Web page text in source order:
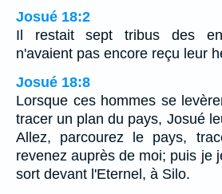
Josué 18:2
Il restait sept tribus des
n'avaient pas encore reçu leur
Josué 18:8
Lorsque ces hommes se
tracer un plan du pays, Josué
Allez, parcourez le pays,
revenez auprès de moi; puis je
sort devant l'Eternel, à Silo.